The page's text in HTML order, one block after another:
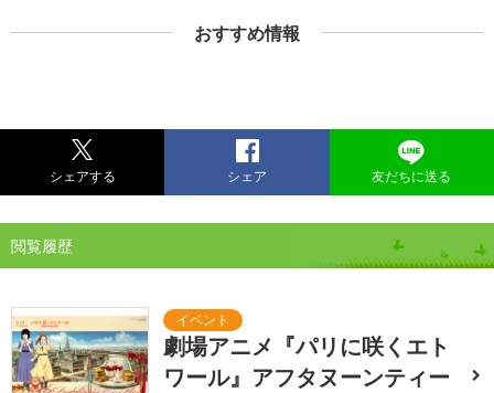
おすすめ情報
シェアする シェア 友だちに送る
閲覧履歴
劇場アニメ『パリに咲くエト
ワール』アフタヌーンティー